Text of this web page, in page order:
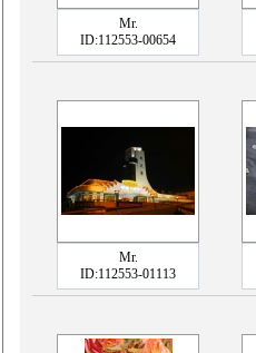
Mr.
ID:112553-00654
Mr.
ID:112553-01113